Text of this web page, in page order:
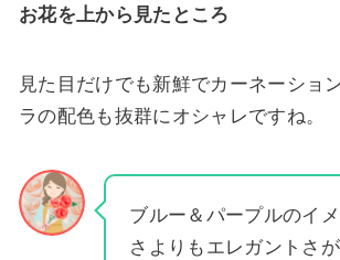
お花を上から見たところ
見た目だけでも新鮮でカーネーショ
ラの配色も抜群にオシャレですね。
ブルー＆パープルのイ
さよりもエレガントさ